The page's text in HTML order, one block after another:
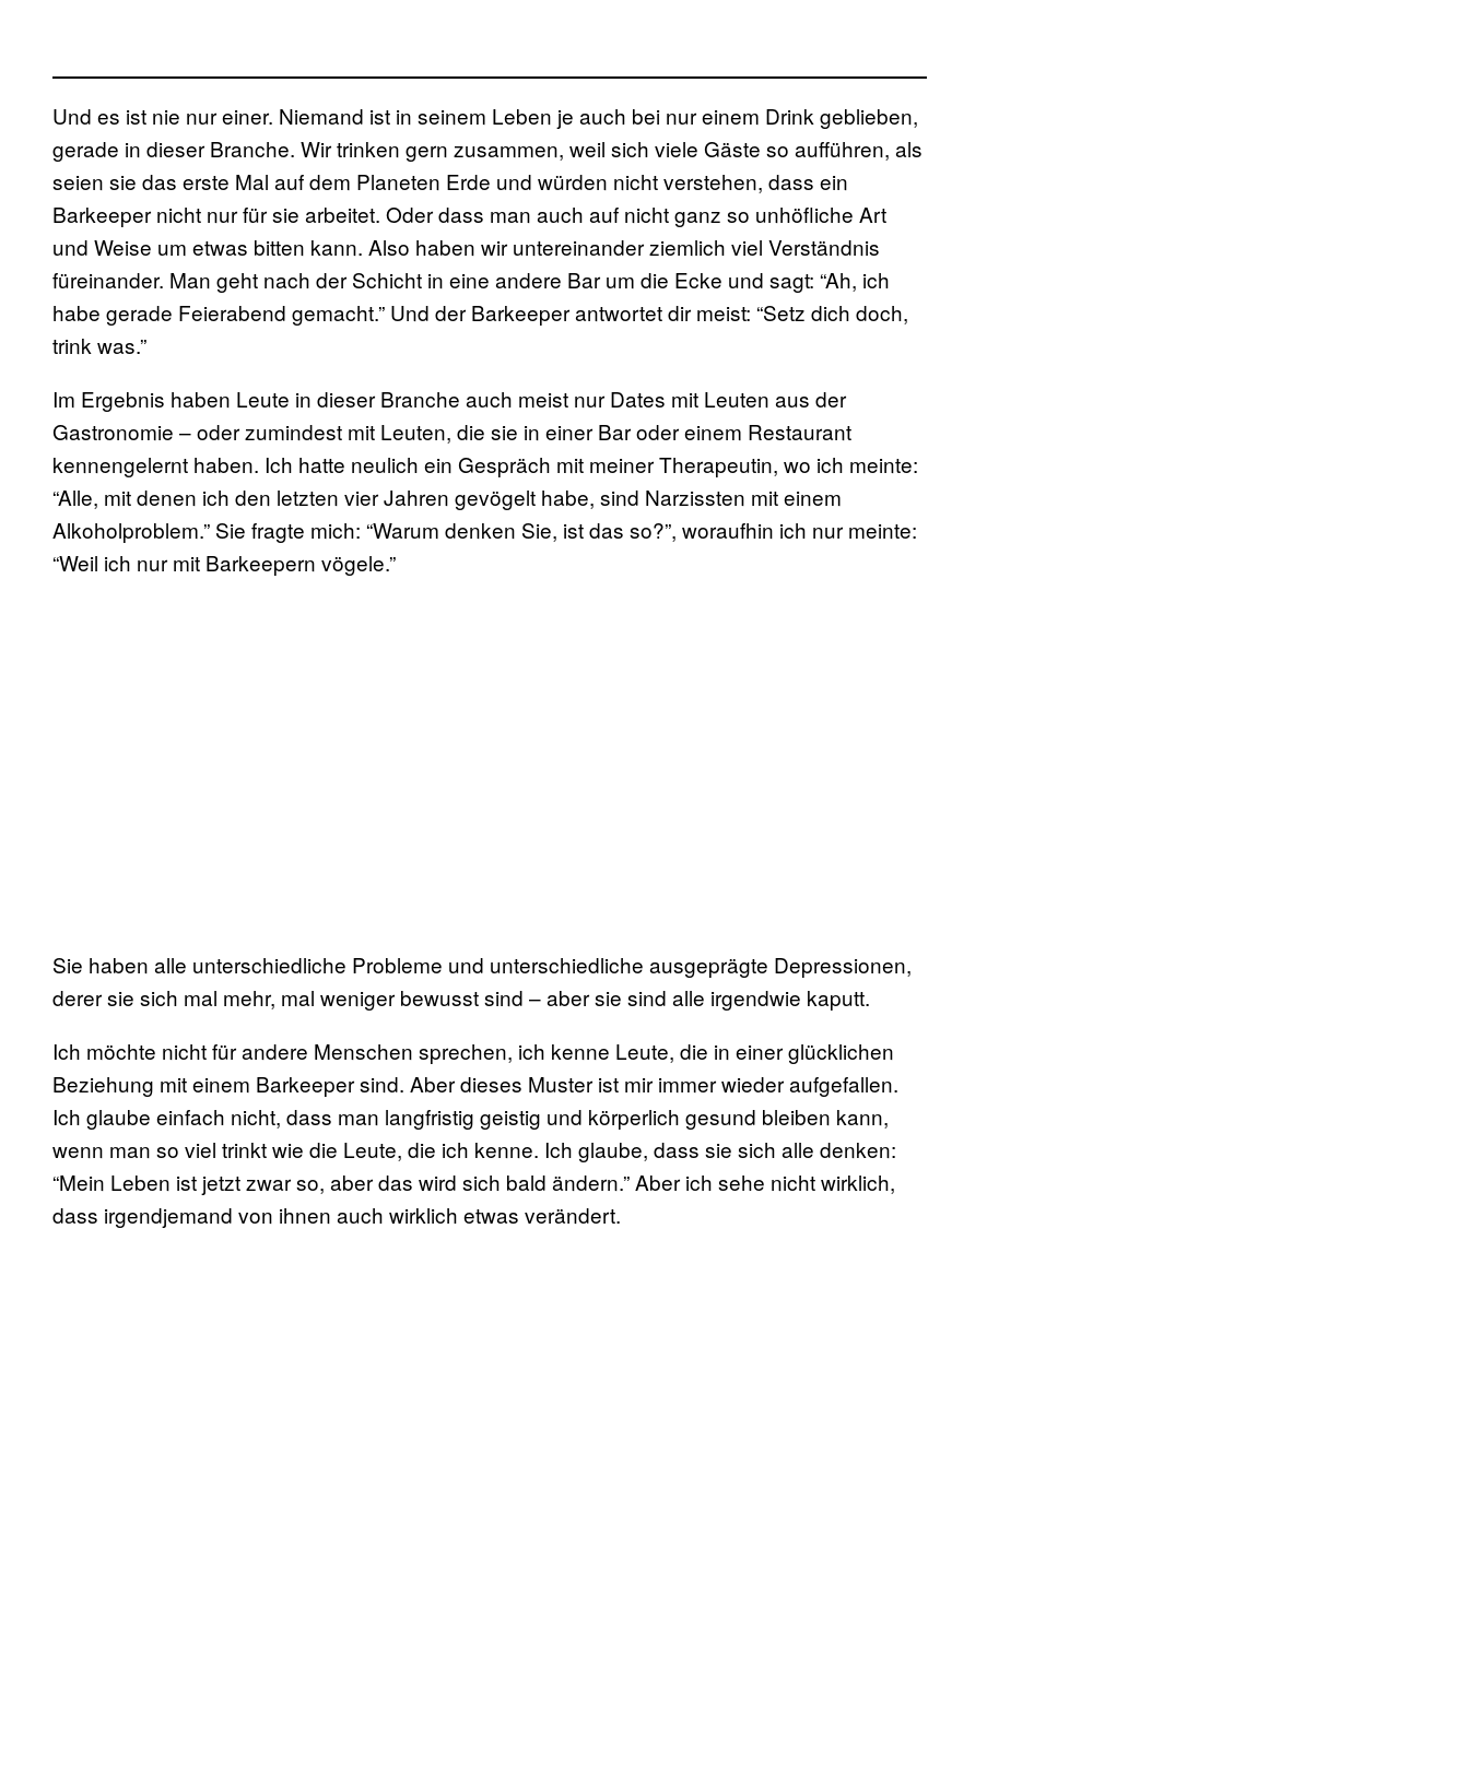
Und es ist nie nur einer. Niemand ist in seinem Leben je auch bei nur einem Drink geblieben,
gerade in dieser Branche. Wir trinken gern zusammen, weil sich viele Gäste so aufführen, als
seien sie das erste Mal auf dem Planeten Erde und würden nicht verstehen, dass ein
Barkeeper nicht nur für sie arbeitet. Oder dass man auch auf nicht ganz so unhöfliche Art
und Weise um etwas bitten kann. Also haben wir untereinander ziemlich viel Verständnis
füreinander. Man geht nach der Schicht in eine andere Bar um die Ecke und sagt: “Ah, ich
habe gerade Feierabend gemacht.” Und der Barkeeper antwortet dir meist: “Setz dich doch,
trink was.”
Im Ergebnis haben Leute in dieser Branche auch meist nur Dates mit Leuten aus der
Gastronomie – oder zumindest mit Leuten, die sie in einer Bar oder einem Restaurant
kennengelernt haben. Ich hatte neulich ein Gespräch mit meiner Therapeutin, wo ich meinte:
“Alle, mit denen ich den letzten vier Jahren gevögelt habe, sind Narzissten mit einem
Alkoholproblem.” Sie fragte mich: “Warum denken Sie, ist das so?”, woraufhin ich nur meinte:
“Weil ich nur mit Barkeepern vögele.”
Sie haben alle unterschiedliche Probleme und unterschiedliche ausgeprägte Depressionen,
derer sie sich mal mehr, mal weniger bewusst sind – aber sie sind alle irgendwie kaputt.
Ich möchte nicht für andere Menschen sprechen, ich kenne Leute, die in einer glücklichen
Beziehung mit einem Barkeeper sind. Aber dieses Muster ist mir immer wieder aufgefallen.
Ich glaube einfach nicht, dass man langfristig geistig und körperlich gesund bleiben kann,
wenn man so viel trinkt wie die Leute, die ich kenne. Ich glaube, dass sie sich alle denken:
“Mein Leben ist jetzt zwar so, aber das wird sich bald ändern.” Aber ich sehe nicht wirklich,
dass irgendjemand von ihnen auch wirklich etwas verändert.